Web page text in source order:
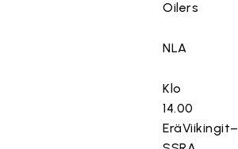
Oilers
NLA
Klo
14.00
EräViikingit–